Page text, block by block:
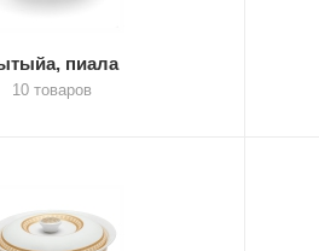
пиала
10 товаров